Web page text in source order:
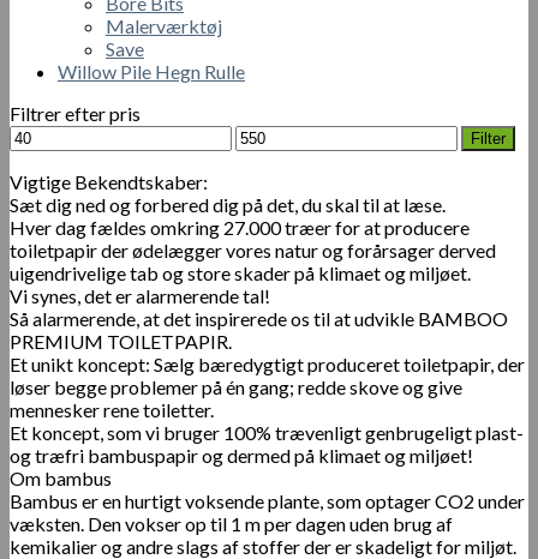
Malerværktøj
Save
Willow Pile Hegn Rulle
Filtrer efter pris
Mindste
pris
Højeste
pris
Filter
Vigtige Bekendtskaber:
Sæt dig ned og forbered dig på det, du skal til at læse.
Hver dag fældes omkring 27.000 træer for at producere
toiletpapir der ødelægger vores natur og forårsager derved
uigendrivelige tab og store skader på klimaet og miljøet.
Vi synes, det er alarmerende tal!
Så alarmerende, at det inspirerede os til at udvikle BAMBOO
PREMIUM TOILETPAPIR.
Et unikt koncept: Sælg bæredygtigt produceret toiletpapir, der
løser begge problemer på én gang; redde skove og give
mennesker rene toiletter.
Et koncept, som vi bruger 100% trævenligt genbrugeligt plast-
og træfri bambuspapir og dermed på klimaet og miljøet!
Om bambus
Bambus er en hurtigt voksende plante, som optager CO2 under
væksten. Den vokser op til 1 m per dagen uden brug af
kemikalier og andre slags af stoffer der er skadeligt for miljøt.